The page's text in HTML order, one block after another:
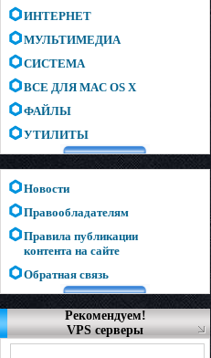
ИНТЕРНЕТ
МУЛЬТИМЕДИА
СИСТЕМА
ВСЕ ДЛЯ MAC OS X
ФАЙЛЫ
УТИЛИТЫ
Новости
Правообладателям
Правила публикации
контента на сайте
Обратная связь
Рекомендуем!
VPS серверы